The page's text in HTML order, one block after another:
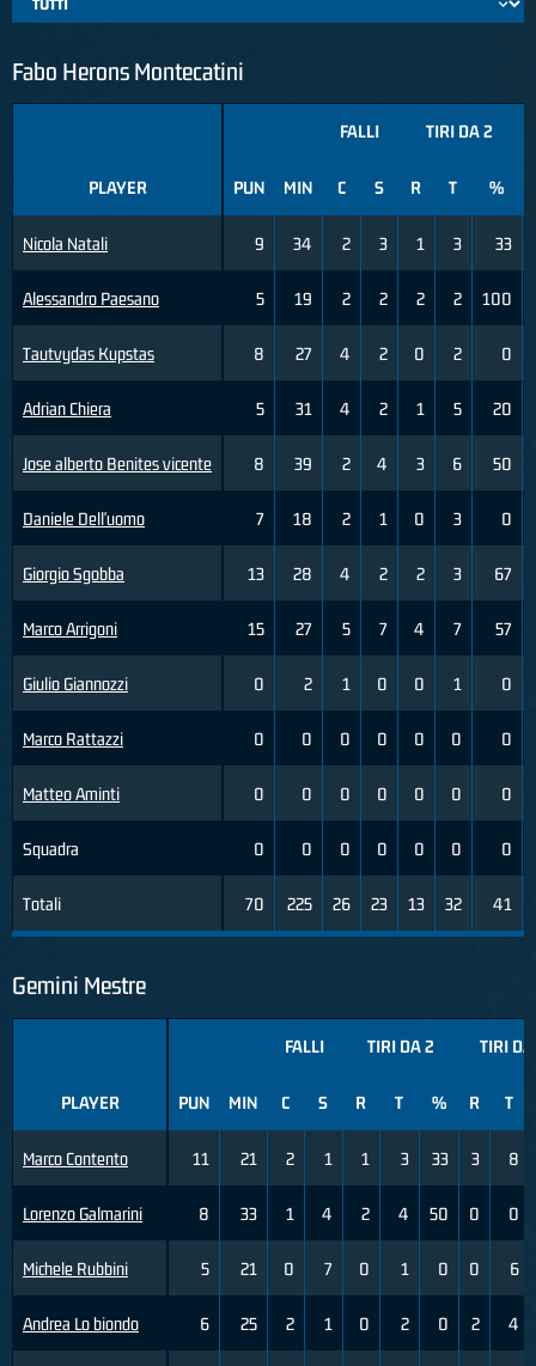
Fabo Herons Montecatini
PLAYER
Nicola Natali
Alessandro Paesano
Tautvydas Kupstas
Adrian Chiera
Jose alberto Benites vicente
Daniele Dell'uomo
Giorgio Sgobba
Marco Arrigoni
Giulio Giannozzi
Marco Rattazzi
Matteo Aminti
Squadra
Totali
FALLI TIRI DA 2
PUN MIN C S R T %
9 34 2 3 1 3 33
5 19 2 2 2 2 100
8 27 4 2 0 2 0
5 31 4 2 1 5 20
8 39 2 4 3 6 50
7 18 2 1 0 3 0
13 28 4 2 2 3 67
15 27 5 7 4 7 57
0 2 1 0 0 1 0
0 0 0 0 0 0 0
0 0 0 0 0 0 0
0 0 0 0 0 0 0
70 225 26 23 13 32 41
Gemini Mestre
PLAYER
Marco Contento
Lorenzo Galmarini
Michele Rubbini
Andrea Lo biondo
FALLI TIRI DA 2 TIRI
PUN MIN C S R T % R T
11 21 2 1 1 3 33 3 8
8 33 1 4 2 4 50 0 0
5 21 0 7 0 1 0 0 6
6 25 2 1 0 2 0 2 4